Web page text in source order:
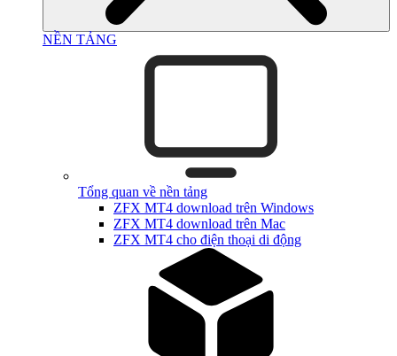
NỀN TẢNG
Tổng quan về nền tảng
ZFX MT4 download trên Windows
ZFX MT4 download trên Mac
ZFX MT4 cho điện thoại di động